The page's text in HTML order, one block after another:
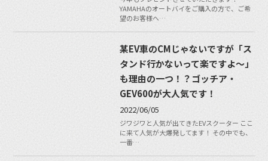
YAMAHAのオートバイをご購入の方で、ご希
望のお客様へ…
某EV車のCMじゃないですが「ス
タンド行かないって楽ですよ〜」
も理由の一つ！？ゴッチア・
GEV600が大人気です！
2022/06/05
ジワジワと人気が出てきたEVスクーター ここ
に来て人気が大爆発してます！ その中でも、
一番…